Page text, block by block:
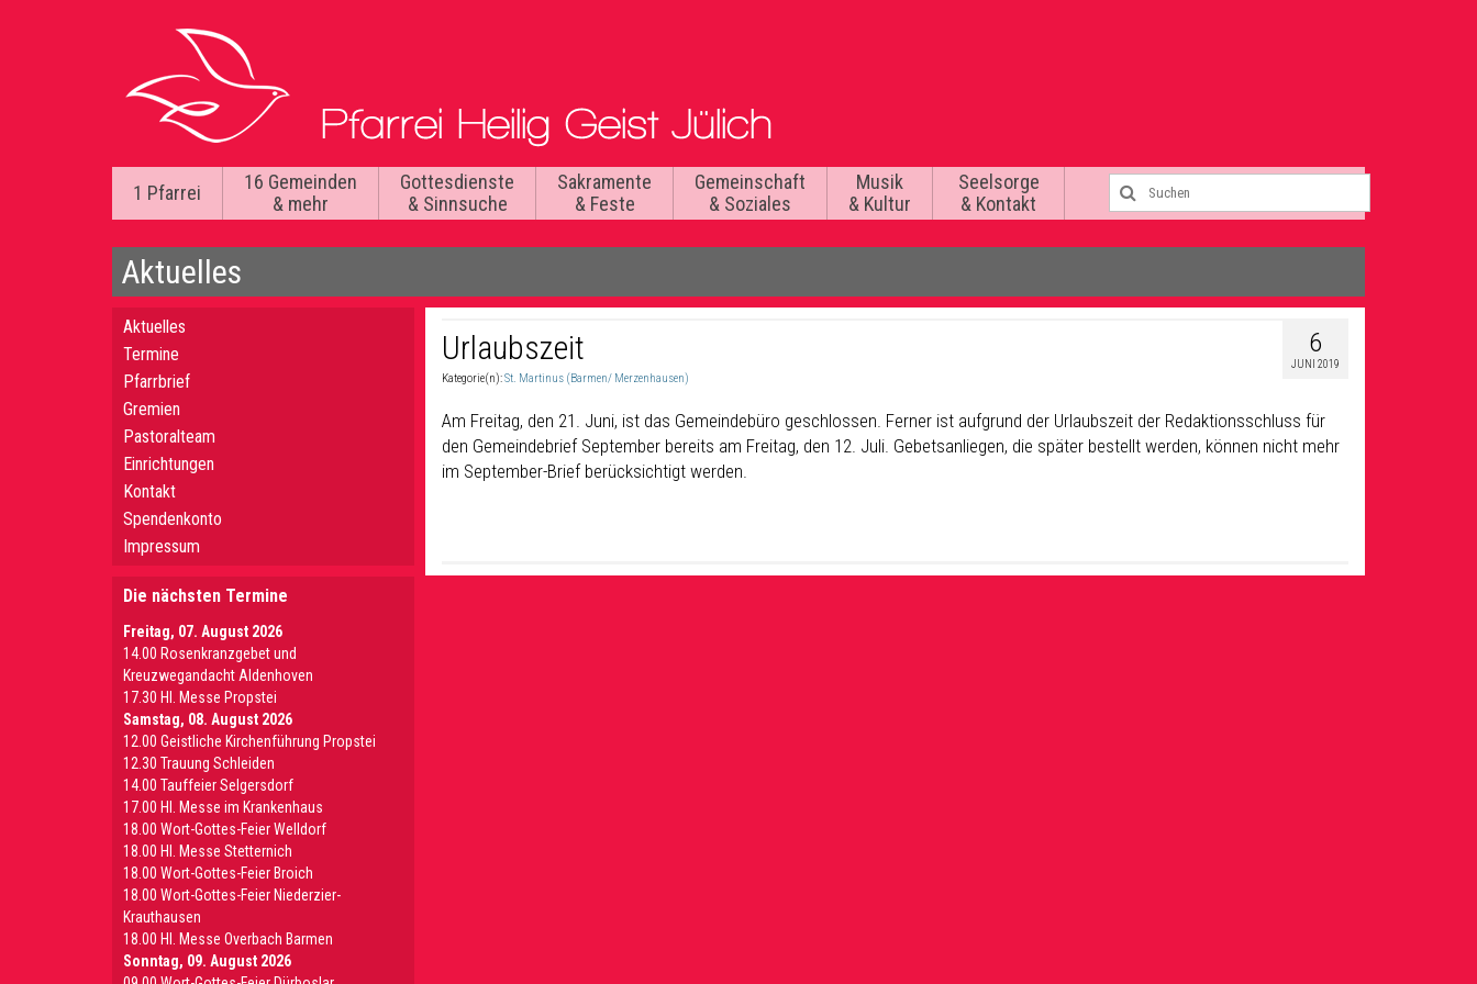
1 Pfarrei
16 Gemeinden
& mehr
Gottesdienste
& Sinnsuche
Sakramente
& Feste
Gemeinschaft
& Soziales
Musik
& Kultur
Seelsorge
& Kontakt
Aktuelles
6
JUNI 2019
Urlaubszeit
Kategorie(n):St. Martinus (Barmen/ Merzenhausen)
Am Freitag, den 21. Juni, ist das Gemeindebüro geschlossen. Ferner ist aufgrund der Urlaubszeit der Redaktionsschluss für
den Gemeindebrief September bereits am Freitag, den 12. Juli. Gebetsanliegen, die später bestellt werden, können nicht mehr
im September-Brief berücksichtigt werden.
Aktuelles
Termine
Pfarrbrief
Gremien
Pastoralteam
Einrichtungen
Kontakt
Spendenkonto
Impressum
Die nächsten Termine
Freitag, 07. August 2026
14.00 Rosenkranzgebet und
Kreuzwegandacht Aldenhoven
17.30 Hl. Messe Propstei
Samstag, 08. August 2026
12.00 Geistliche Kirchenführung Propstei
12.30 Trauung Schleiden
14.00 Tauffeier Selgersdorf
17.00 Hl. Messe im Krankenhaus
18.00 Wort-Gottes-Feier Welldorf
18.00 Hl. Messe Stetternich
18.00 Wort-Gottes-Feier Broich
18.00 Wort-Gottes-Feier Niederzier-
Krauthausen
18.00 Hl. Messe Overbach Barmen
Sonntag, 09. August 2026